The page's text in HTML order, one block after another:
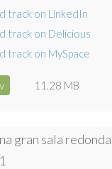
11.28 MB
gran sala